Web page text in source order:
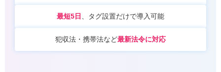
最短5日 、タグ設置だけで導入可能
犯収法・携帯法など最新法令に対応